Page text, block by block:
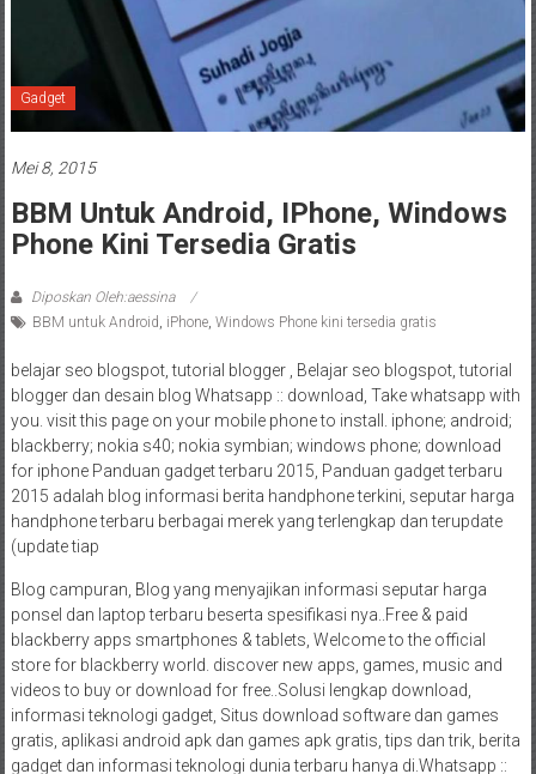
Gadget
Mei 8, 2015
BBM Untuk Android, IPhone, Windows
Phone Kini Tersedia Gratis
Diposkan Oleh:aessina
BBM untuk Android, iPhone, Windows Phone kini tersedia gratis
belajar seo blogspot, tutorial blogger , Belajar seo blogspot, tutorial
blogger dan desain blog Whatsapp :: download, Take whatsapp with
you. visit this page on your mobile phone to install. iphone; android;
blackberry; nokia s40; nokia symbian; windows phone; download
for iphone Panduan gadget terbaru 2015, Panduan gadget terbaru
2015 adalah blog informasi berita handphone terkini, seputar harga
handphone terbaru berbagai merek yang terlengkap dan terupdate
(update tiap
Blog campuran, Blog yang menyajikan informasi seputar harga
ponsel dan laptop terbaru beserta spesifikasi nya..Free & paid
blackberry apps smartphones & tablets, Welcome to the official
store for blackberry world. discover new apps, games, music and
videos to buy or download for free..Solusi lengkap download,
informasi teknologi gadget, Situs download software dan games
gratis, aplikasi android apk dan games apk gratis, tips dan trik, berita
gadget dan informasi teknologi dunia terbaru hanya di.Whatsapp ::